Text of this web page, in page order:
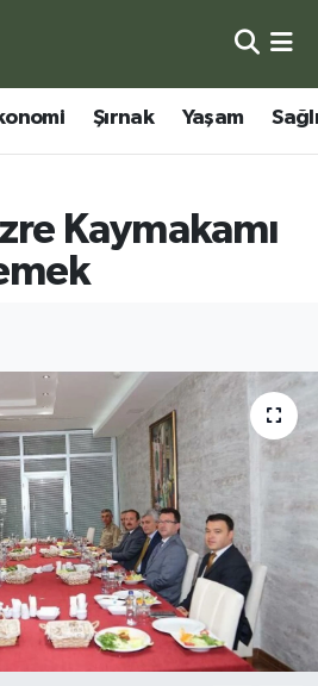
Şırnak Yaşam
Kaymakamı
Haritası
ve Fikstür